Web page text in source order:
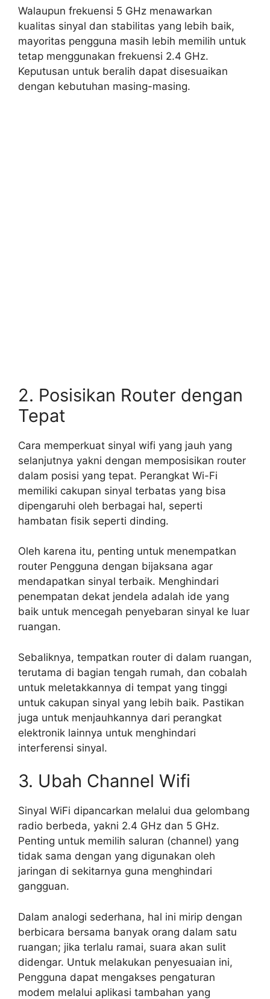
Walaupun frekuensi 5 GHz menawarkan
kualitas sinyal dan stabilitas yang lebih baik,
mayoritas pengguna masih lebih memilih untuk
tetap menggunakan frekuensi 2.4 GHz.
Keputusan untuk beralih dapat disesuaikan
dengan kebutuhan masing-masing.
2. Posisikan Router dengan
Tepat
Cara memperkuat sinyal wifi yang jauh yang
selanjutnya yakni dengan memposisikan router
dalam posisi yang tepat. Perangkat Wi-Fi
memiliki cakupan sinyal terbatas yang bisa
dipengaruhi oleh berbagai hal, seperti
hambatan fisik seperti dinding.
Oleh karena itu, penting untuk menempatkan
router Pengguna dengan bijaksana agar
mendapatkan sinyal terbaik. Menghindari
penempatan dekat jendela adalah ide yang
baik untuk mencegah penyebaran sinyal ke luar
ruangan.
Sebaliknya, tempatkan router di dalam ruangan,
terutama di bagian tengah rumah, dan cobalah
untuk meletakkannya di tempat yang tinggi
untuk cakupan sinyal yang lebih baik. Pastikan
juga untuk menjauhkannya dari perangkat
elektronik lainnya untuk menghindari
interferensi sinyal.
3. Ubah Channel Wifi
Sinyal WiFi dipancarkan melalui dua gelombang
radio berbeda, yakni 2.4 GHz dan 5 GHz.
Penting untuk memilih saluran (channel) yang
tidak sama dengan yang digunakan oleh
jaringan di sekitarnya guna menghindari
gangguan.
Dalam analogi sederhana, hal ini mirip dengan
berbicara bersama banyak orang dalam satu
ruangan; jika terlalu ramai, suara akan sulit
didengar. Untuk melakukan penyesuaian ini,
Pengguna dapat mengakses pengaturan
modem melalui aplikasi tambahan yang